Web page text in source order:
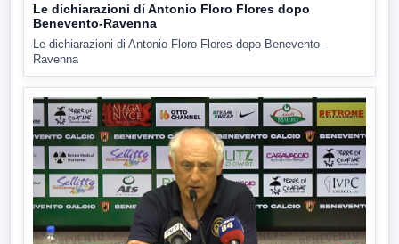
Le dichiarazioni di Antonio Floro Flores dopo
Benevento-Ravenna
Le dichiarazioni di Antonio Floro Flores dopo Benevento-
Ravenna